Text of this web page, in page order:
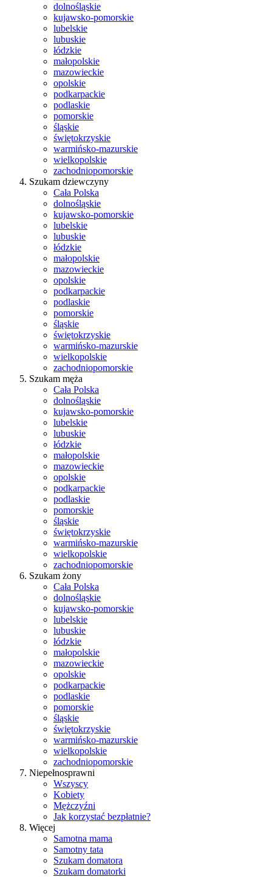
dolnośląskie
kujawsko-pomorskie
lubelskie
lubuskie
łódzkie
małopolskie
mazowieckie
opolskie
podkarpackie
podlaskie
pomorskie
śląskie
świętokrzyskie
warmińsko-mazurskie
wielkopolskie
zachodniopomorskie
Szukam dziewczyny
Cała Polska
dolnośląskie
kujawsko-pomorskie
lubelskie
lubuskie
łódzkie
małopolskie
mazowieckie
opolskie
podkarpackie
podlaskie
pomorskie
śląskie
świętokrzyskie
warmińsko-mazurskie
wielkopolskie
zachodniopomorskie
Szukam męża
Cała Polska
dolnośląskie
kujawsko-pomorskie
lubelskie
lubuskie
łódzkie
małopolskie
mazowieckie
opolskie
podkarpackie
podlaskie
pomorskie
śląskie
świętokrzyskie
warmińsko-mazurskie
wielkopolskie
zachodniopomorskie
Szukam żony
Cała Polska
dolnośląskie
kujawsko-pomorskie
lubelskie
lubuskie
łódzkie
małopolskie
mazowieckie
opolskie
podkarpackie
podlaskie
pomorskie
śląskie
świętokrzyskie
warmińsko-mazurskie
wielkopolskie
zachodniopomorskie
Niepełnosprawni
Wszyscy
Kobiety
Mężczyźni
Jak korzystać bezpłatnie?
Więcej
Samotna mama
Samotny tata
Szukam domatora
Szukam domatorki